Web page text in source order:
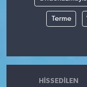
Terme
HISSEDILEN